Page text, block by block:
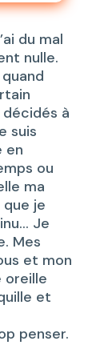
du mal
nulle.
quand
à
suis
en
ou
ma
je
Je
Mes
et mon
oreille
et
penser.